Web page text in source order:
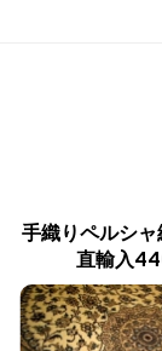
手織りペルシ
直輸入